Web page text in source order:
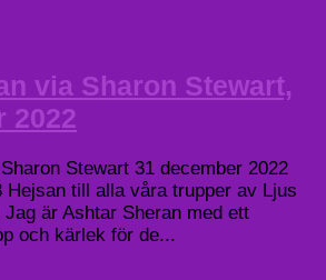
via Sharon Stewart,
2022
Stewart 31 december 2022
Hejsan till alla våra trupper av Ljus
är Ashtar Sheran med ett
och kärlek för de...